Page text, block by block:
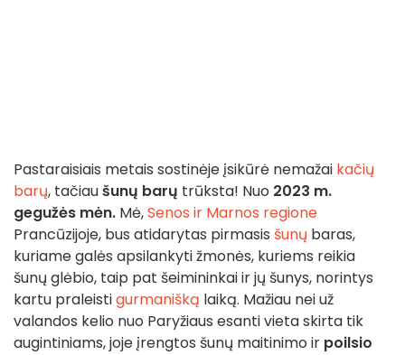
Pastaraisiais metais sostinėje įsikūrė nemažai kačių
barų, tačiaušunų barų trūksta! Nuo 2023 m.
gegužės mėn. Mė,Senos ir Marnos regione
Prancūzijoje, bus atidarytas pirmasis šunų baras,
kuriame galės apsilankyti žmonės, kuriems reikia
šunų glėbio, taip pat šeimininkai ir jų šunys, norintys
kartu praleistigurmanišką laiką. Mažiau nei už
valandos kelio nuo Paryžiaus esanti vieta skirta tik
augintiniams, joje įrengtos šunų maitinimo ir poilsio